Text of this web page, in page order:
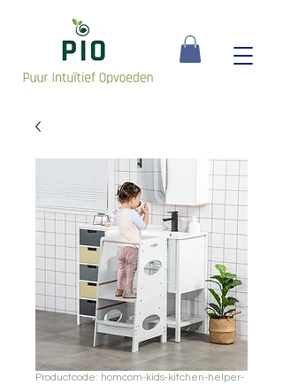
Productcode: homcom-kids-kitchen-helper-